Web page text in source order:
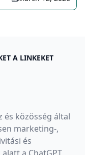
A LINKEKET
és közösség által
marketing-,
és